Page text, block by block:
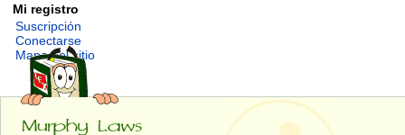
Mi registro
Suscripción
Conectarse
Mapa del sitio